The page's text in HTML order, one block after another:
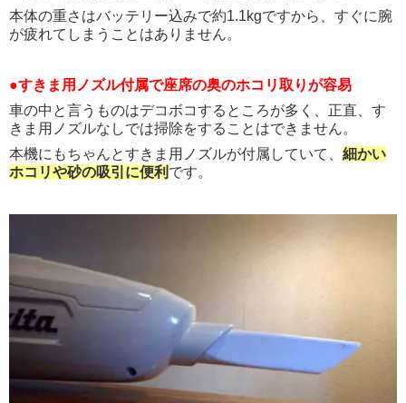
本体の重さはバッテリー込みで約1.1kgですから、すぐに腕
が疲れてしまうことはありません。
●すきま用ノズル付属で座席の奥のホコリ取りが容易
車の中と言うものはデコボコするところが多く、正直、す
きま用ノズルなしでは掃除をすることはできません。
本機にもちゃんとすきま用ノズルが付属していて、 細かい
ホコリや砂の吸引に便利 です。